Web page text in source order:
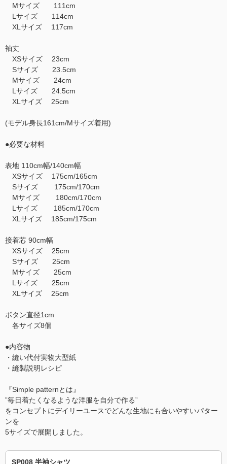
Mサイズ 111cm
Lサイズ 114cm
XLサイズ 117cm
袖丈
XSサイズ 23cm
Sサイズ 23.5cm
Mサイズ 24cm
Lサイズ 24.5cm
XLサイズ 25cm
(モデル身長161cm/Mサイズ着用)
●必要な材料
表地 110cm幅/140cm幅
XSサイズ 175cm/165cm
Sサイズ 175cm/170cm
Mサイズ 180cm/170cm
Lサイズ 185cm/170cm
XLサイズ 185cm/175cm
接着芯 90cm幅
XSサイズ 25cm
Sサイズ 25cm
Mサイズ 25cm
Lサイズ 25cm
XLサイズ 25cm
ボタン直径1cm
各サイズ8個
●内容物
・縫い代付実物大型紙
・縫製説明レシピ
『Simple patternとは』
”毎日着たくなるような洋服を自分で作る”
をコンセプトにデイリーユースでどんな生地にも合いやすいパター
ンを
5サイズで展開しました。
SP008 半袖シャツ